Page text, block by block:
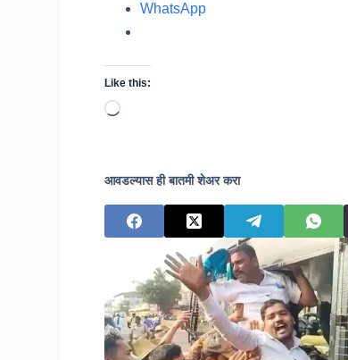
WhatsApp
Like this:
Loading…
आवडल्यास ही बातमी शेअर करा